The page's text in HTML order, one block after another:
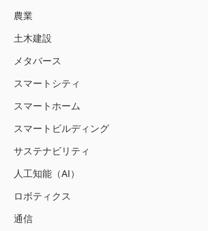
農業
土木建設
メタバース
スマートシティ
スマートホーム
スマートビルディング
サステナビリティ
人工知能（AI）
ロボティクス
通信